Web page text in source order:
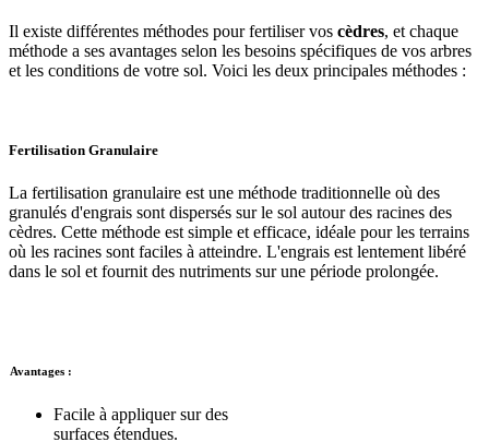
Il existe différentes méthodes pour fertiliser vos cèdres, et chaque
méthode a ses avantages selon les besoins spécifiques de vos arbres
et les conditions de votre sol. Voici les deux principales méthodes :
Fertilisation Granulaire
La fertilisation granulaire est une méthode traditionnelle où des
granulés d'engrais sont dispersés sur le sol autour des racines des
cèdres. Cette méthode est simple et efficace, idéale pour les terrains
où les racines sont faciles à atteindre. L'engrais est lentement libéré
dans le sol et fournit des nutriments sur une période prolongée.
Avantages :
Facile à appliquer sur des
surfaces étendues.